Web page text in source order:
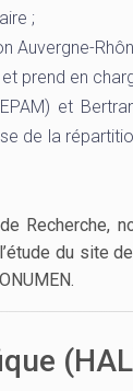
;
Auvergne-
prend en
et
de la
Recherche,
du